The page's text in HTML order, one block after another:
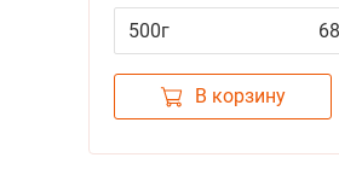
возрасте до 8 месяцев
500г
В корзину